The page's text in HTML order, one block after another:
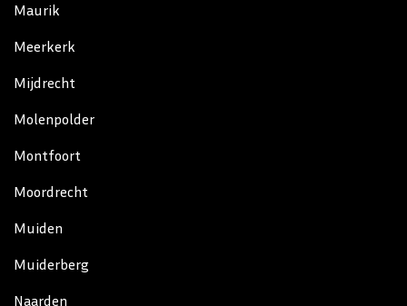
Maurik
Meerkerk
Mijdrecht
Molenpolder
Montfoort
Moordrecht
Muiden
Muiderberg
Naarden